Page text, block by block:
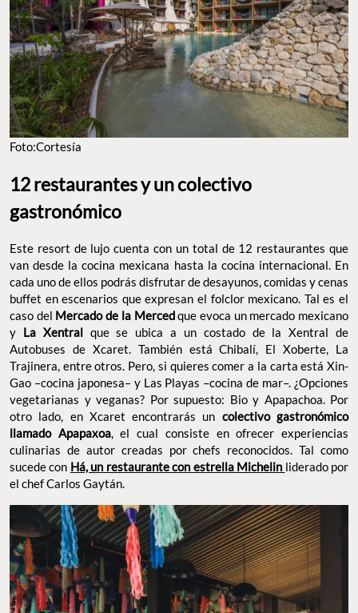
Foto:Cortesía
12 restaurantes y un colectivo
gastronómico
Este resort de lujo cuenta con un total de 12 restaurantes que
van desde la cocina mexicana hasta la cocina internacional. En
cada uno de ellos podrás disfrutar de desayunos, comidas y cenas
buffet en escenarios que expresan el folclor mexicano. Tal es el
caso del Mercado de la Mercedque evoca un mercado mexicano
y La Xentralque se ubica a un costado de la Xentral de
Autobuses de Xcaret. También está Chibalí, El Xoberte, La
Trajinera, entre otros. Pero, si quieres comer a la carta está Xin-
Gao –cocina japonesa– y Las Playas –cocina de mar–. ¿Opciones
vegetarianas y veganas? Por supuesto: Bio y Apapachoa. Por
otro lado, en Xcaret encontrarás un colectivo gastronómico
llamado Apapaxoa, el cual consiste en ofrecer experiencias
culinarias de autor creadas por chefs reconocidos. Tal como
sucede con Há, un restaurante con estrella Michelin liderado por
el chef Carlos Gaytán.